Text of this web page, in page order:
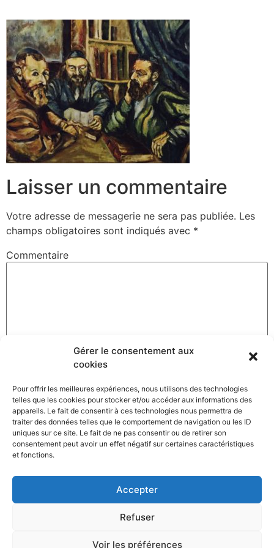
Gérer le consentement aux
cookies
Pour offrir les meilleures expériences, nous utilisons des technologies
telles que les cookies pour stocker et/ou accéder aux informations des
appareils. Le fait de consentir à ces technologies nous permettra de
traiter des données telles que le comportement de navigation ou les ID
uniques sur ce site. Le fait de ne pas consentir ou de retirer son
consentement peut avoir un effet négatif sur certaines caractéristiques
et fonctions.
Accepter
Refuser
Voir les préférences
Laisser un commentaire
Votre adresse de messagerie ne sera pas publiée. Les
champs obligatoires sont indiqués avec *
Commentaire
Nom*
Adresse de messagerie